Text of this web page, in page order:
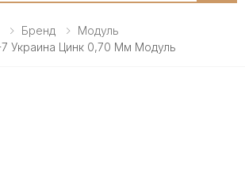
Бренд
Модуль
Украина Цинк 0,70 Мм Модуль